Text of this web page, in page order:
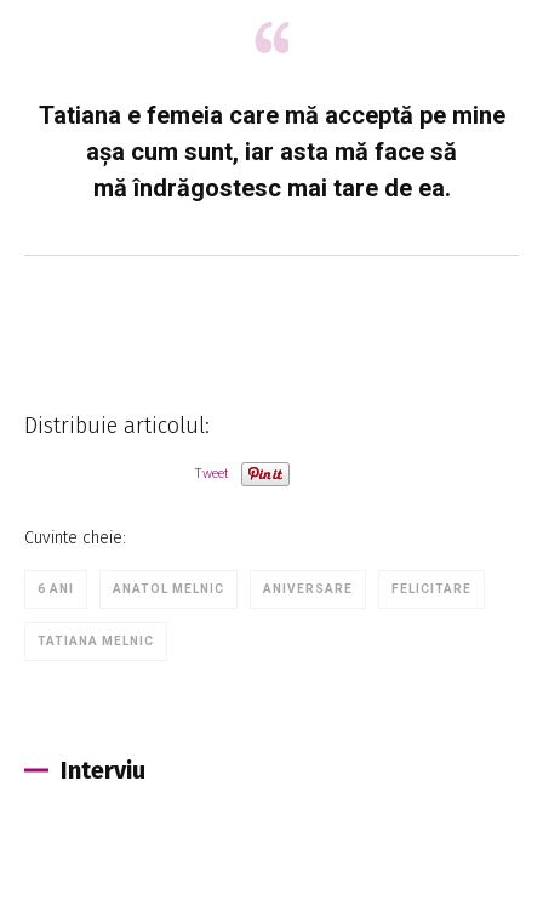
Tatiana e femeia care mă acceptă pe mine
așa cum sunt, iar asta mă face să
mă îndrăgostesc mai tare de ea.
Distribuie articolul:
Tweet
Cuvinte cheie:
6 ANI ANATOL MELNIC ANIVERSARE FELICITARE
TATIANA MELNIC
Interviu